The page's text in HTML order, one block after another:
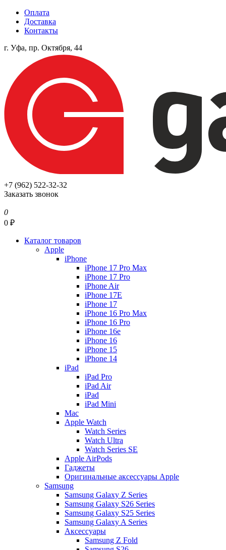
Оплата
Доставка
Контакты
г. Уфа, пр. Октября, 44
+7 (962) 522-32-32
Заказать звонок
0
0 ₽
Каталог товаров
Apple
iPhone
iPhone 17 Pro Max
iPhone 17 Pro
iPhone Air
iPhone 17E
iPhone 17
iPhone 16 Pro Max
iPhone 16 Pro
iPhone 16e
iPhone 16
iPhone 15
iPhone 14
iPad
iPad Pro
iPad Air
iPad
iPad Mini
Mac
Apple Watch
Watch Series
Watch Ultra
Watch Series SE
Apple AirPods
Гаджеты
Оригинальные аксессуары Apple
Samsung
Samsung Galaxy Z Series
Samsung Galaxy S26 Series
Samsung Galaxy S25 Series
Samsung Galaxy A Series
Аксессуары
Samsung Z Fold